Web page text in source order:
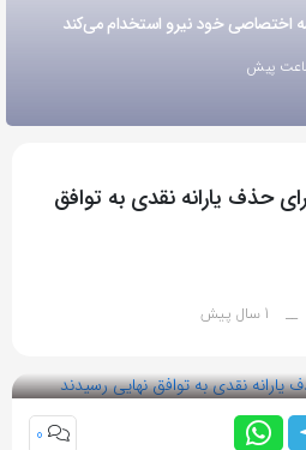
اختصاصی خود نیرو استخدام می‌کند
حذف یارانه نقدی به توافق
__ 1 سال پیش
0